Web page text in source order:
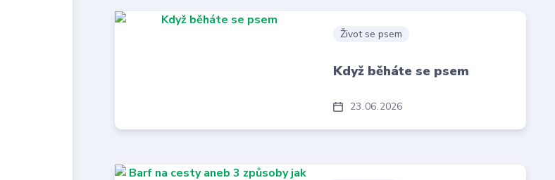
23 06 2026
Život se psem
Když běháte se psem